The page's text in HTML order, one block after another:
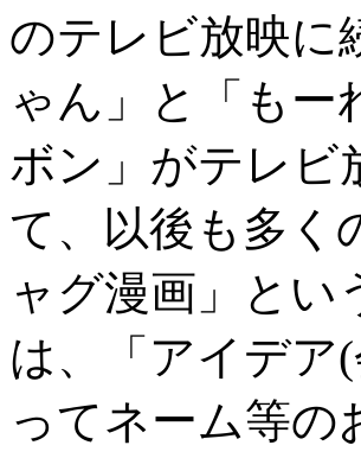
のテレビ放映に
ゃん」と「もー
ボン」がテレビ
て、以後も多く
ャグ漫画」とい
は、「アイデア
ってネーム等